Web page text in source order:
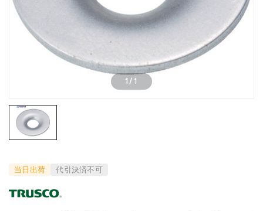
1/ 1
当日出荷 代引決済不可